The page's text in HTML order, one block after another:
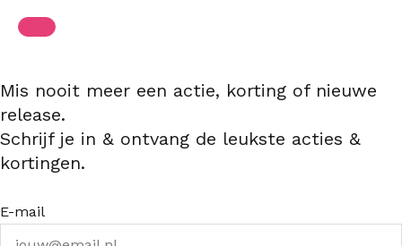
Mis nooit meer een actie, korting of nieuwe
release.
Schrijf je in & ontvang de leukste acties &
kortingen.
E-mail